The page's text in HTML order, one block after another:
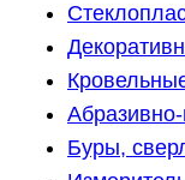
Буры,